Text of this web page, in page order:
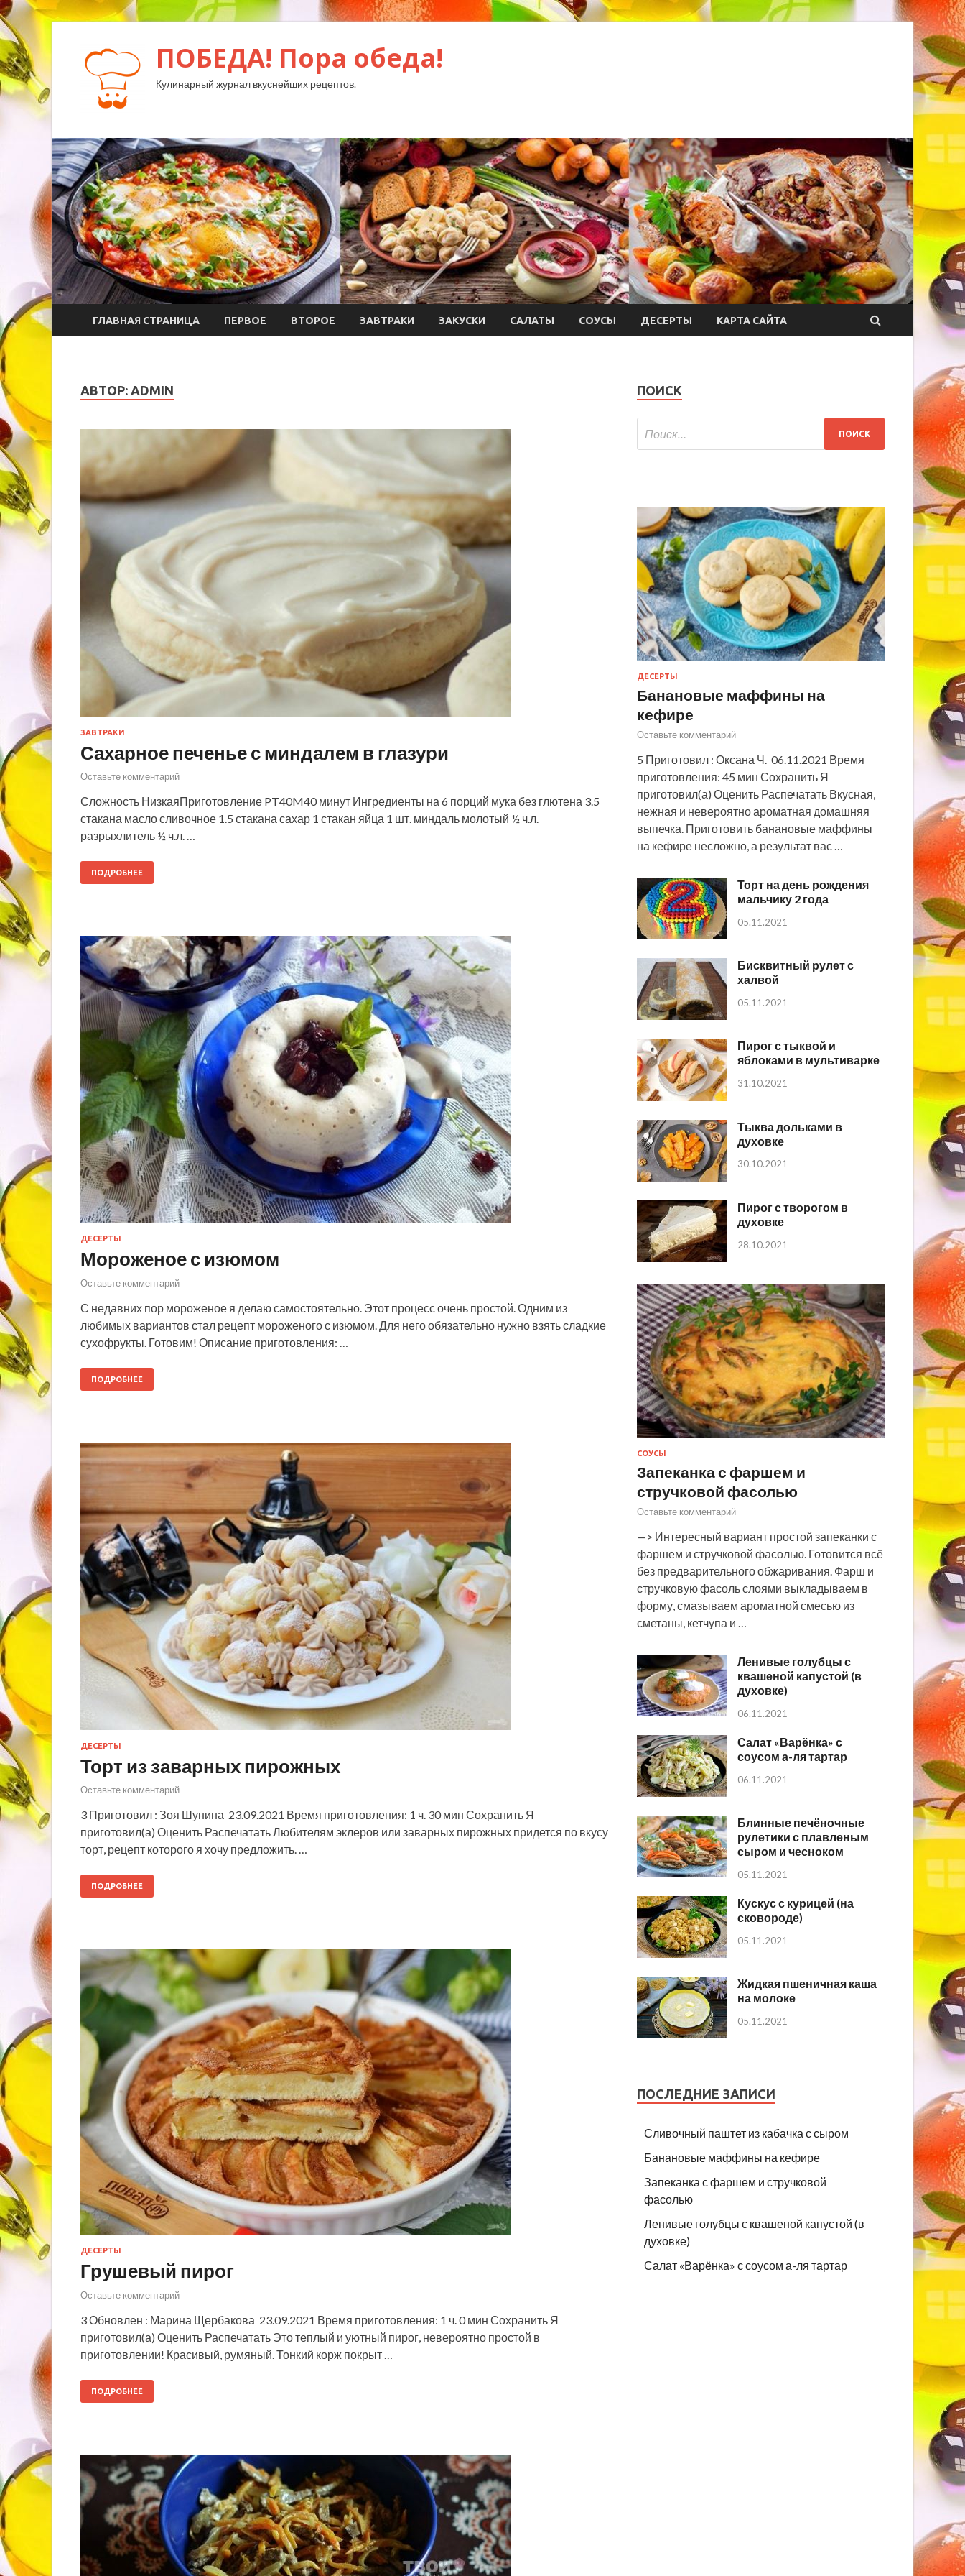
ПОБЕДА! Пора обеда!
Кулинарный журнал вкуснейших рецептов.
ГЛАВНАЯ СТРАНИЦА ПЕРВОЕ ВТОРОЕ ЗАВТРАКИ ЗАКУСКИ САЛАТЫ СОУСЫ ДЕСЕРТЫ КАРТА САЙТА
АВТОР: ADMIN
ЗАВТРАКИ
Сахарное печенье с миндалем в глазури
Оставьте комментарий
Сложность НизкаяПриготовление PT40M40 минут Ингредиенты на 6 порций мука без глютена 3.5
стакана масло сливочное 1.5 стакана сахар 1 стакан яйца 1 шт. миндаль молотый ½ ч.л.
разрыхлитель ½ ч.л. …
ПОДРОБНЕЕ
ДЕСЕРТЫ
Мороженое с изюмом
Оставьте комментарий
С недавних пор мороженое я делаю самостоятельно. Этот процесс очень простой. Одним из
любимых вариантов стал рецепт мороженого с изюмом. Для него обязательно нужно взять сладкие
сухофрукты. Готовим! Описание приготовления: …
ПОДРОБНЕЕ
ДЕСЕРТЫ
Торт из заварных пирожных
Оставьте комментарий
3 Приготовил : Зоя Шунина 23.09.2021 Время приготовления: 1 ч. 30 мин Сохранить Я
приготовил(а) Оценить Распечатать Любителям эклеров или заварных пирожных придется по вкусу
торт, рецепт которого я хочу предложить. …
ПОДРОБНЕЕ
ДЕСЕРТЫ
Грушевый пирог
Оставьте комментарий
3 Обновлен : Марина Щербакова 23.09.2021 Время приготовления: 1 ч. 0 мин Сохранить Я
приготовил(а) Оценить Распечатать Это теплый и уютный пирог, невероятно простой в
приготовлении! Красивый, румяный. Тонкий корж покрыт …
ПОДРОБНЕЕ
ПОИСК
ДЕСЕРТЫ
Банановые маффины на
кефире
Оставьте комментарий
5 Приготовил : Оксана Ч. 06.11.2021 Время
приготовления: 45 мин Сохранить Я
приготовил(а) Оценить Распечатать Вкусная,
нежная и невероятно ароматная домашняя
выпечка. Приготовить банановые маффины
на кефире несложно, а результат вас …
Торт на день рождения
мальчику 2 года
05.11.2021
Бисквитный рулет с
халвой
05.11.2021
Пирог с тыквой и
яблоками в мультиварке
31.10.2021
Тыква дольками в
духовке
30.10.2021
Пирог с творогом в
духовке
28.10.2021
СОУСЫ
Запеканка с фаршем и
стручковой фасолью
Оставьте комментарий
—> Интересный вариант простой запеканки с
фаршем и стручковой фасолью. Готовится всё
без предварительного обжаривания. Фарш и
стручковую фасоль слоями выкладываем в
форму, смазываем ароматной смесью из
сметаны, кетчупа и …
Ленивые голубцы с
квашеной капустой (в
духовке)
06.11.2021
Салат «Варёнка» с
соусом а-ля тартар
06.11.2021
Блинные печёночные
рулетики с плавленым
сыром и чесноком
05.11.2021
Кускус с курицей (на
сковороде)
05.11.2021
Жидкая пшеничная каша
на молоке
05.11.2021
ПОСЛЕДНИЕ ЗАПИСИ
Сливочный паштет из кабачка с сыром
Банановые маффины на кефире
Запеканка с фаршем и стручковой
фасолью
Ленивые голубцы с квашеной капустой (в
духовке)
Салат «Варёнка» с соусом а-ля тартар